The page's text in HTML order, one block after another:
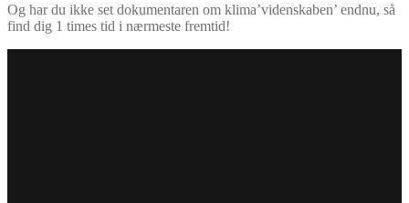
Og har du ikke set dokumentaren om klima’videnskaben’ endnu, så
find dig 1 times tid i nærmeste fremtid!